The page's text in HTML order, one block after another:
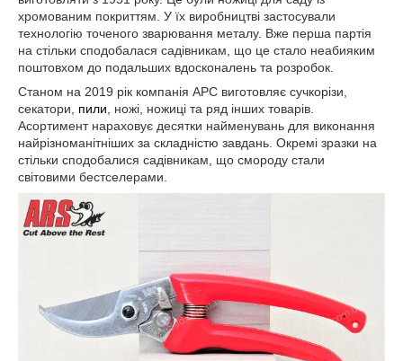
хромованим покриттям. У їх виробництві застосували
технологію точеного зварювання металу. Вже перша партія
на стільки сподобалася садівникам, що це стало неабияким
поштовхом до подальших вдосконалень та розробок.
Станом на 2019 рік компанія АРС виготовляє сучкорізи,
секатори, пили , ножі, ножиці та ряд інших товарів.
Асортимент нараховує десятки найменувань для виконання
найрізноманітніших за складністю завдань. Окремі зразки на
стільки сподобалися садівникам, що смороду стали
світовими бестселерами.